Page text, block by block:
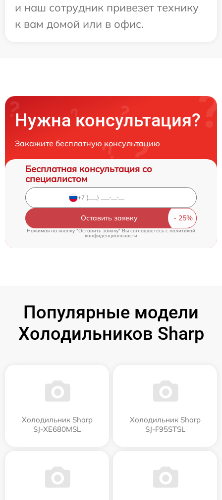
и наш сотрудник привезет технику
к вам домой или в офис.
Нужна консультация?
Закажите бесплатную консультацию
Бесплатная консультация со
специалистом
Оставить заявку
Нажимая на кнопку "Оставить заявку" Вы соглашаетесь cполитикой
конфиденциальности
Популярные модели
Холодильников Sharp
Холодильник Sharp
SJ-XE680MSL
Холодильник Sharp
SJ-F95STSL